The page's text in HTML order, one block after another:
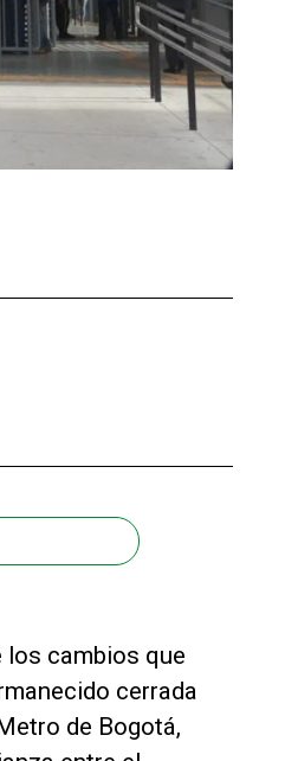
los cambios que
cerrada
de Bogotá,